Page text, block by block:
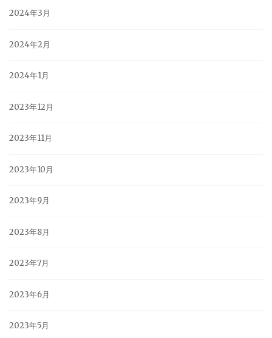
2024年3月
2024年2月
2024年1月
2023年12月
2023年11月
2023年10月
2023年9月
2023年8月
2023年7月
2023年6月
2023年5月